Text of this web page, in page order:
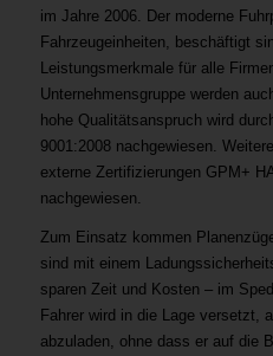
im Jahre 2006. Der moderne
Fahrzeugeinheiten, beschäftigt
Leistungsmerkmale für alle
Unternehmensgruppe werden
hohe Qualitätsanspruch wird
9001:2008 nachgewiesen.
externe Zertifizierungen GPM+
nachgewiesen.
Zum Einsatz kommen
sind mit einem
sparen Zeit und Kosten – im
Fahrer wird in die Lage versetzt,
abzuladen, ohne dass er auf die